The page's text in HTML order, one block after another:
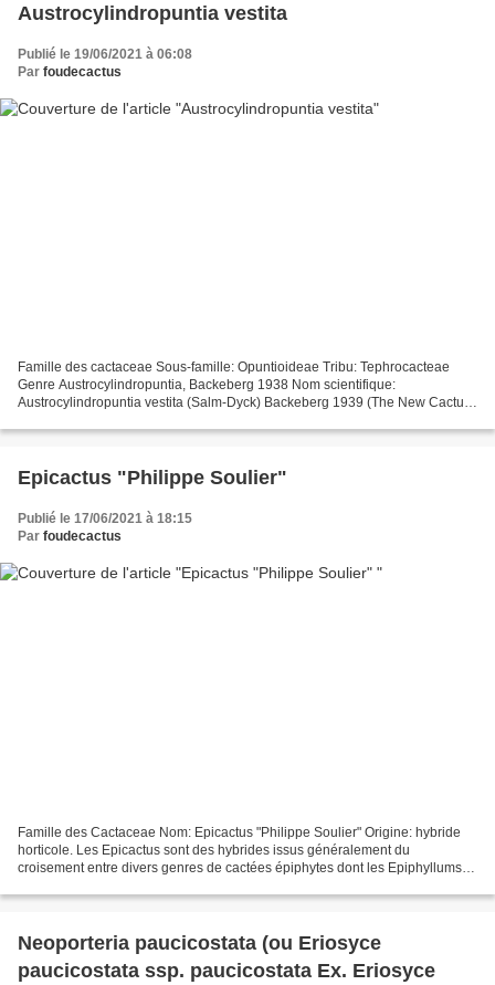
Austrocylindropuntia vestita
Publié le 19/06/2021 à 06:08
Par foudecactus
Famille des cactaceae Sous-famille: Opuntioideae Tribu: Tephrocacteae
Genre Austrocylindropuntia, Backeberg 1938 Nom scientifique:
Austrocylindropuntia vestita (Salm-Dyck) Backeberg 1939 (The New Cactus
Epicactus "Philippe Soulier"
Publié le 17/06/2021 à 18:15
Par foudecactus
Famille des Cactaceae Nom: Epicactus "Philippe Soulier" Origine: hybride
horticole. Les Epicactus sont des hybrides issus généralement du
croisement entre divers genres de cactées épiphytes dont les Epiphyllums.
Neoporteria paucicostata (ou Eriosyce
paucicostata ssp. paucicostata Ex. Eriosyce